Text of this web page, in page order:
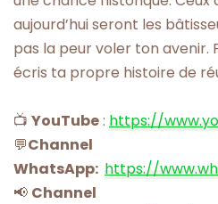
aujourd’hui seront les
pas la peur voler ton
écris ta propre histoire de
📺 YouTube: https://
💬Channel
WhatsApp: https://
📢 Channel